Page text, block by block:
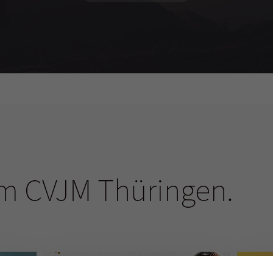
CVJM Thüringen.